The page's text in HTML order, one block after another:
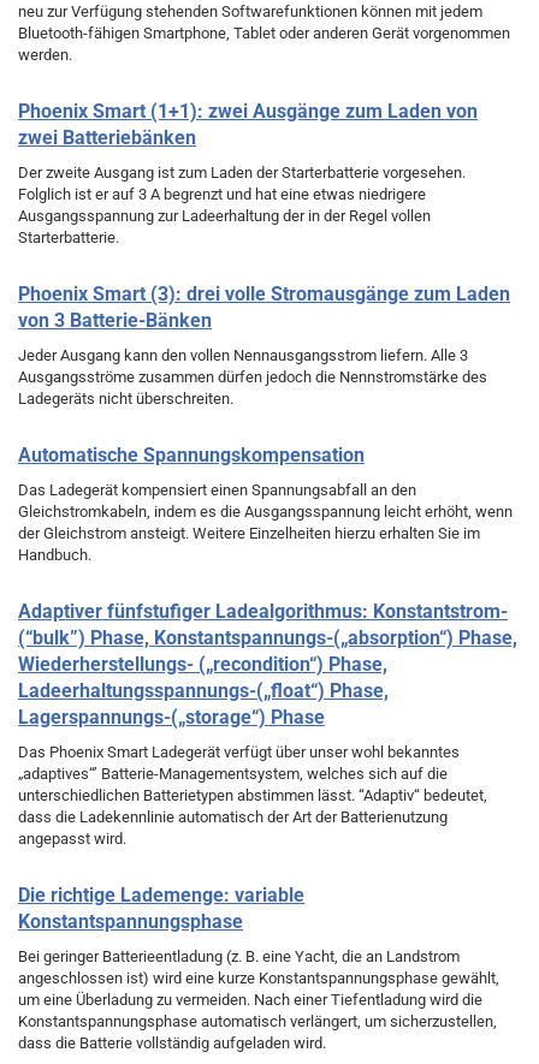
neu zur Verfügung stehenden Softwarefunktionen können mit jedem
Bluetooth-fähigen Smartphone, Tablet oder anderen Gerät vorgenommen
werden.
Phoenix Smart (1+1): zwei Ausgänge zum Laden von
zwei Batteriebänken
Der zweite Ausgang ist zum Laden der Starterbatterie vorgesehen.
Folglich ist er auf 3 A begrenzt und hat eine etwas niedrigere
Ausgangsspannung zur Ladeerhaltung der in der Regel vollen
Starterbatterie.
Phoenix Smart (3): drei volle Stromausgänge zum Laden
von 3 Batterie-Bänken
Jeder Ausgang kann den vollen Nennausgangsstrom liefern. Alle 3
Ausgangsströme zusammen dürfen jedoch die Nennstromstärke des
Ladegeräts nicht überschreiten.
Automatische Spannungskompensation
Das Ladegerät kompensiert einen Spannungsabfall an den
Gleichstromkabeln, indem es die Ausgangsspannung leicht erhöht, wenn
der Gleichstrom ansteigt. Weitere Einzelheiten hierzu erhalten Sie im
Handbuch.
Adaptiver fünfstufiger Ladealgorithmus: Konstantstrom-
(“bulk”) Phase, Konstantspannungs-(„absorption“) Phase,
Wiederherstellungs- („recondition“) Phase,
Ladeerhaltungsspannungs-(„float“) Phase,
Lagerspannungs-(„storage“) Phase
Das Phoenix Smart Ladegerät verfügt über unser wohl bekanntes
„adaptives“’ Batterie-Managementsystem, welches sich auf die
unterschiedlichen Batterietypen abstimmen lässt. “Adaptiv“ bedeutet,
dass die Ladekennlinie automatisch der Art der Batterienutzung
angepasst wird.
Die richtige Lademenge: variable
Konstantspannungsphase
Bei geringer Batterieentladung (z. B. eine Yacht, die an Landstrom
angeschlossen ist) wird eine kurze Konstantspannungsphase gewählt,
um eine Überladung zu vermeiden. Nach einer Tiefentladung wird die
Konstantspannungsphase automatisch verlängert, um sicherzustellen,
dass die Batterie vollständig aufgeladen wird.